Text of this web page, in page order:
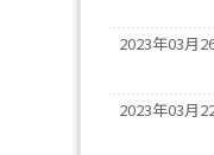
2023年03月
2023年03月